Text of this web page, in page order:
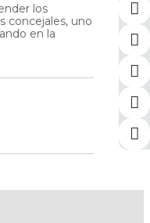
los
concejales, uno
en la